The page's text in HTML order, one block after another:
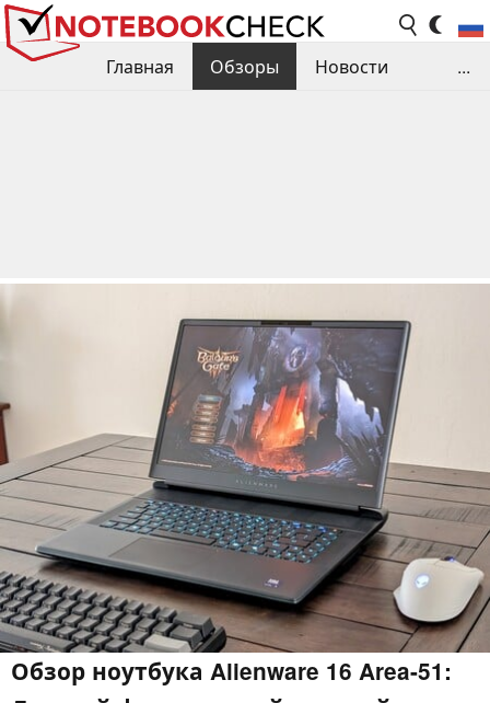
Главная Обзоры
Новости
...
Обзор ноутбука Alienware 16 Area-51: